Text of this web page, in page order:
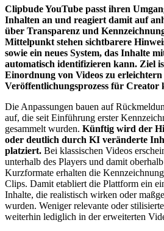
Clipbude YouTube passt ihren
Inhalten an und reagiert damit auf
über Transparenz und
Mittelpunkt stehen sichtbarere
sowie ein neues System, das Inhalte
automatisch identifizieren kann. Ziel
Einordnung von Videos zu erleichtern
Veröffentlichungsprozess für
Die Anpassungen bauen auf
auf, die seit Einführung erster
gesammelt wurden. Künftig wird der
oder deutlich durch KI veränderte
platziert. Bei klassischen Videos
unterhalb des Players und damit
Kurzformate erhalten die
Clips. Damit etabliert die Plattform ein
Inhalte, die realistisch wirken oder
wurden. Weniger relevante oder
weiterhin lediglich in der erweiterten